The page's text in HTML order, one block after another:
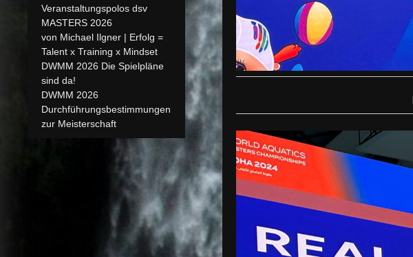
Veranstaltungspolos dsv
MASTERS 2026
von Michael Ilgner | Erfolg =
Talent x Training x Mindset
DWMM 2026 Die Spielpläne
sind da!
DWMM 2026
Durchführungsbestimmungen
zur Meisterschaft